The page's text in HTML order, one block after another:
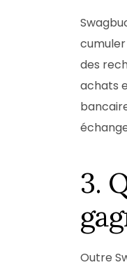
des
achats
3.
Outre